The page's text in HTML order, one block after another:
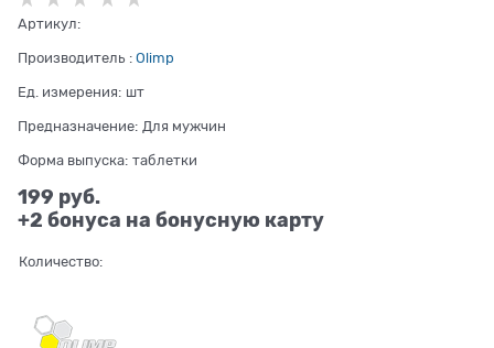
Артикул:
Производитель : Olimp
Ед. измерения: шт
Предназначение: Для мужчин
Форма выпуска: таблетки
199 руб.
+2 бонуса на бонусную карту
Количество: